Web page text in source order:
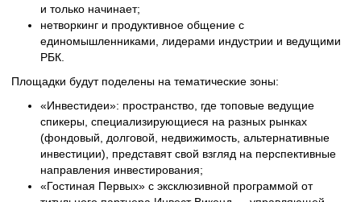
и только начинает;
нетворкинг и продуктивное общение с
единомышленниками, лидерами индустрии и ведущими
РБК.
Площадки будут поделены на тематические зоны:
«Инвестидеи»: пространство, где топовые ведущие
спикеры, специализирующиеся на разных рынках
(фондовый, долговой, недвижимость, альтернативные
инвестиции), представят свой взгляд на перспективные
направления инвестирования;
«Гостиная Первых» с эксклюзивной программой от